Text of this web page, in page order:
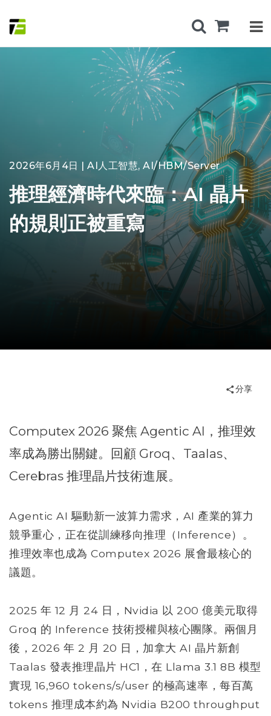
2026年6月4日 | AI人工智慧, AI/HBM/Server
推理經濟時代來臨：AI 晶片
的規則正被重寫
分享
Computex 2026 聚焦 Agentic AI，推理效
率成為勝出關鍵。回顧 Groq、Taalas、
Cerebras 推理晶片技術進展。
Agentic AI 驅動新一波算力需求，AI 產業的算力
競爭重心，正在從訓練移向推理（Inference）。
推理效率也成為 Computex 2026 展會最核心的
議題。
2025 年 12 月 24 日，Nvidia 以 200 億美元取得
Groq 的 Inference 技術授權與核心團隊。兩個月
後，2026 年 2 月 20 日，加拿大 AI 晶片新創
Taalas 發表推理晶片 HC1，在 Llama 3.1 8B 模型
實現 16,960 tokens/s/user 的極高速率，每百萬
tokens 推理成本約為 Nvidia B200 throughput